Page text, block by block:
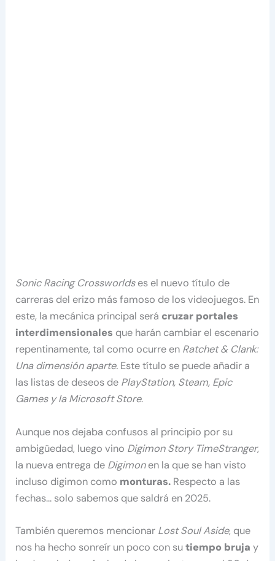
Sonic Racing Crossworldses el nuevo título de
carreras del erizo más famoso de los videojuegos. En
este, la mecánica principal será cruzar portales
interdimensionales que harán cambiar el escenario
repentinamente, tal como ocurre en Ratchet & Clank:
Una dimensión aparte. Este título se puede añadir a
las listas de deseos de PlayStation, Steam, Epic
Games y la Microsoft Store.
Aunque nos dejaba confusos al principio por su
ambigüedad, luego vino Digimon Story TimeStranger,
la nueva entrega de Digimonen la que se han visto
incluso digimon como monturas. Respecto a las
fechas… solo sabemos que saldrá en 2025.
También queremos mencionar Lost Soul Aside, que
nos ha hecho sonreír un poco con sutiempo bruja y